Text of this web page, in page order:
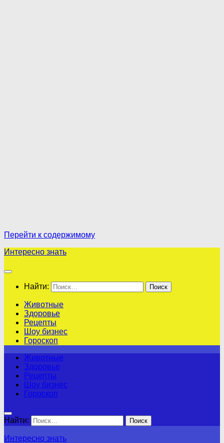
Перейти к содержимому
Интересно знать
Найти:
Животные
Здоровье
Рецепты
Шоу бизнес
Гороскоп
Животные
Здоровье
Рецепты
Шоу бизнес
Гороскоп
Найти:
Интересно знать